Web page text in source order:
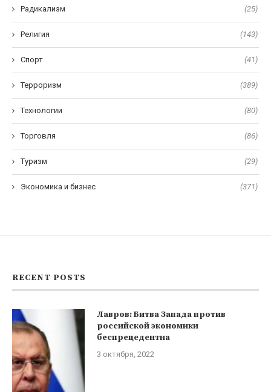
Радикализм (25)
Религия (143)
Спорт (41)
Терроризм (389)
Технологии (80)
Торговля (86)
Туризм (29)
Экономика и бизнес (371)
RECENT POSTS
Лавров: Битва Запада против
российской экономики
беспрецедентна
3 октября, 2022